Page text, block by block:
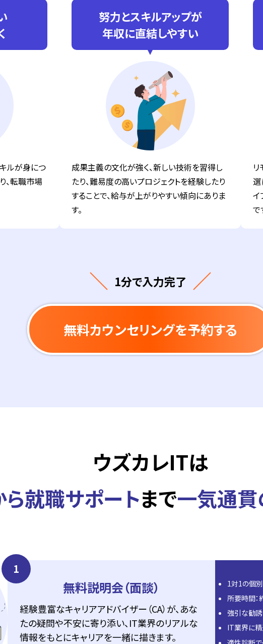
ルが身につ
、転職市場
努力とスキルアップが
年収に直結しやすい
成果主義の文化が強く、新しい技術を習得し
たり、難易度の高いプロジェクトを経験したり
することで、給与が上がりやすい傾向にありま
す。
選
イ
で
1分で入力完了
無料カウンセリングを予約する
ウズカレITは
就職サポートまで一気通
1
無料説明会（面談）
経験豊富なキャリアアドバイザー（CA）が、あな
たの疑問や不安に寄り添い、IT業界のリアルな
情報をもとにキャリアを一緒に描きます。
1対1の個
所要時間：
強引な勧
IT業界に精